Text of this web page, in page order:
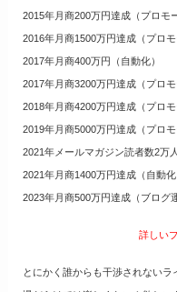
2015年月商200万円達成（プロモ
2016年月商1500万円達成（プロモ
2017年月商400万円（自動化）
2017年月商3200万円達成（プロモ
2018年月商4200万円達成（プロモ
2019年月商5000万円達成（プロモ
2021年メールマガジン読者数2万
2021年月商1400万円達成（自動化
2023年月商500万円達成（ブログ
詳しい
とにかく誰からも干渉されない